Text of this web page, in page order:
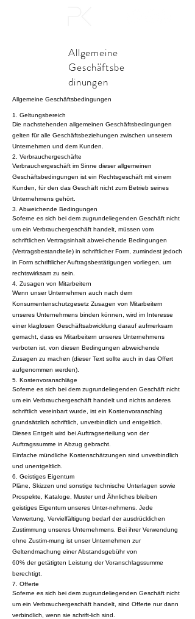
Allgemeine
Geschäftsbe
dinungen
Allgemeine Geschäftsbedingungen
1. Geltungsbereich
Die nachstehenden allgemeinen Geschäftsbedingungen
gelten für alle Geschäftsbeziehungen zwischen unserem
Unternehmen und dem Kunden.
2. Verbrauchergeschäfte
Verbrauchergeschäft im Sinne dieser allgemeinen
Geschäftsbedingungen ist ein Rechtsgeschäft mit einem
Kunden, für den das Geschäft nicht zum Betrieb seines
Unternehmens gehört.
3. Abweichende Bedingungen
Soferne es sich bei dem zugrundeliegenden Geschäft nicht
um ein Verbrauchergeschäft handelt, müssen vom
schriftlichen Vertragsinhalt abwei-chende Bedingungen
(Vertragsbestandteile) in schriftlicher Form, zumindest jedoch
in Form schriftlicher Auftragsbestätigungen vorliegen, um
rechtswirksam zu sein.
4. Zusagen von Mitarbeitern
Wenn unser Unternehmen auch nach dem
Konsumentenschutzgesetz Zusagen von Mitarbeitern
unseres Unternehmens binden können, wird im Interesse
einer klaglosen Geschäftsabwicklung darauf aufmerksam
gemacht, dass es Mitarbeitern unseres Unternehmens
verboten ist, von diesen Bedingungen abweichende
Zusagen zu machen (dieser Text sollte auch in das Offert
aufgenommen werden).
5. Kostenvoranschläge
Soferne es sich bei dem zugrundeliegenden Geschäft nicht
um ein Verbrauchergeschäft handelt und nichts anderes
schriftlich vereinbart wurde, ist ein Kostenvoranschlag
grundsätzlich schriftlich, unverbindlich und entgeltlich.
Dieses Entgelt wird bei Auftragserteilung von der
Auftragssumme in Abzug gebracht.
Einfache mündliche Kostenschätzungen sind unverbindlich
und unentgeltlich.
6. Geistiges Eigentum
Pläne, Skizzen und sonstige technische Unterlagen sowie
Prospekte, Kataloge, Muster und Ähnliches bleiben
geistiges Eigentum unseres Unter-nehmens. Jede
Verwertung, Vervielfältigung bedarf der ausdrücklichen
Zustimmung unseres Unternehmens. Bei ihrer Verwendung
ohne Zustim-mung ist unser Unternehmen zur
Geltendmachung einer Abstandsgebühr von
60% der getätigten Leistung der Voranschlagssumme
berechtigt.
7. Offerte
Soferne es sich bei dem zugrundeliegenden Geschäft nicht
um ein Verbrauchergeschäft handelt, sind Offerte nur dann
verbindlich, wenn sie schrift-lich sind.